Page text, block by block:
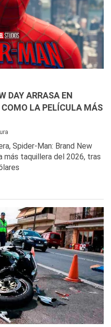
DAY ARRASA EN
LA PELÍCULA MÁS
Spider-Man: Brand New
más taquillera del 2026, tras